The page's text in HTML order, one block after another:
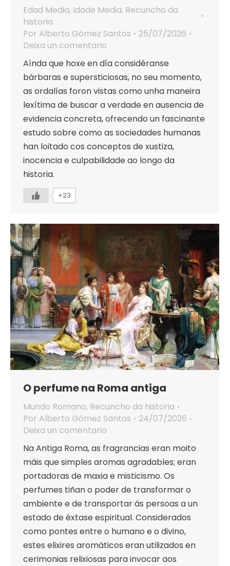
Edad Media, Idade Media, Recuncho da
historia
Por Alberto Gómez Santos
25/07/2026
Deixa un comentario
Aínda que hoxe en día considéranse
bárbaras e supersticiosas, no seu momento,
as ordalías foron vistas como unha maneira
lexítima de buscar a verdade en ausencia de
evidencia concreta, ofrecendo un fascinante
estudo sobre como as sociedades humanas
han loitado cos conceptos de xustiza,
inocencia e culpabilidade ao longo da
historia.
+23
O perfume na Roma antiga
Mundo Romano, Recuncho da historia
Por Alberto Gómez Santos
24/07/2026
Deixa un comentario
Na Antiga Roma, as fragrancias eran moito
máis que simples aromas agradables; eran
portadoras de maxia e misticismo. Os
perfumes tiñan o poder de transformar o
ambiente e de transportar ás persoas a un
estado de éxtase espiritual. Considerados
como pontes entre o humano e o divino,
estes elixires aromáticos eran utilizados en
cerimonias relixiosas para invocar aos